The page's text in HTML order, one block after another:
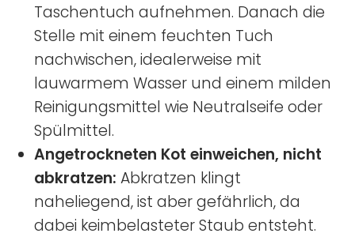
Taschentuch aufnehmen. Danach die
Stelle mit einem feuchten Tuch
nachwischen, idealerweise mit
lauwarmem Wasser und einem milden
Reinigungsmittel wie Neutralseife oder
Spülmittel.
Angetrockneten Kot einweichen, nicht
abkratzen: Abkratzen klingt
naheliegend, ist aber gefährlich, da
dabei keimbelasteter Staub entsteht.